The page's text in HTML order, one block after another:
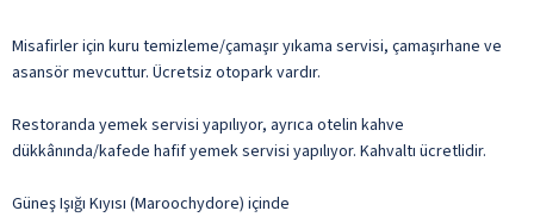
Misafirler için kuru temizleme/çamaşır yıkama servisi, çamaşırhane ve
asansör mevcuttur. Ücretsiz otopark vardır.
Restoranda yemek servisi yapılıyor, ayrıca otelin kahve
dükkânında/kafede hafif yemek servisi yapılıyor. Kahvaltı ücretlidir.
Güneş Işığı Kıyısı (Maroochydore) içinde